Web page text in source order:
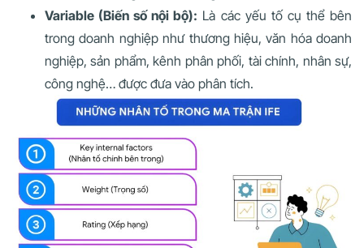
Variable (Biến số nội bộ): Là các yếu tố cụ thể bên
trong doanh nghiệp như thương hiệu, văn hóa doanh
nghiệp, sản phẩm, kênh phân phối, tài chính, nhân sự,
công nghệ… được đưa vào phân tích.